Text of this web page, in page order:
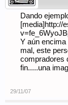
Dando
[media]http://
Y aún encima
mal, este
compradores
fin.....una
29/11/07